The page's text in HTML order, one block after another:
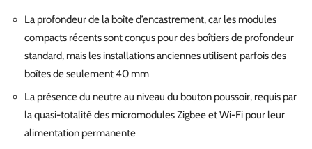
La profondeur de la boîte d’encastrement, car les modules
compacts récents sont conçus pour des boîtiers de profondeur
standard, mais les installations anciennes utilisent parfois des
boîtes de seulement 40 mm
La présence du neutre au niveau du bouton poussoir, requis par
la quasi-totalité des micromodules Zigbee et Wi-Fi pour leur
alimentation permanente